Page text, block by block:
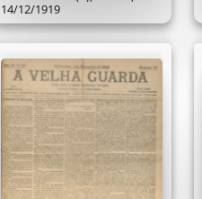
14/12/1919